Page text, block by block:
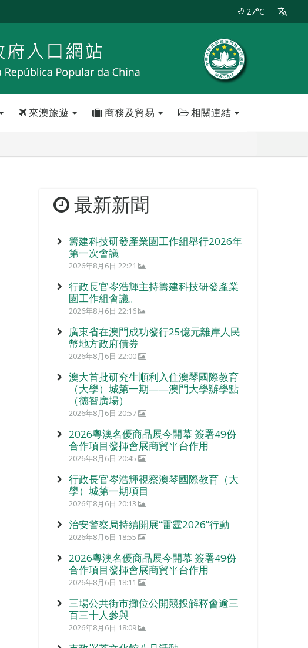
27°C
來澳旅遊 商務及貿易 相關連結
最新新聞
籌建科技研發產業園工作組舉行2026年
第一次會議
2026年8月6日 22:21
行政長官岑浩輝主持籌建科技研發產業
園工作組會議。
2026年8月6日 22:16
廣東省在澳門成功發行25億元離岸人民
幣地方政府債券
2026年8月6日 22:00
澳大首批研究生順利入住澳琴國際教育
（大學）城第一期——澳門大學辦學點
（德智廣場）
2026年8月6日 20:57
2026粵澳名優商品展今開幕 簽署49份
合作項目發揮會展商貿平台作用
2026年8月6日 20:45
行政長官岑浩輝視察澳琴國際教育（大
學）城第一期項目
2026年8月6日 20:13
治安警察局持續開展“雷霆2026”行動
2026年8月6日 18:55
2026粵澳名優商品展今開幕 簽署49份
合作項目發揮會展商貿平台作用
2026年8月6日 18:11
三場公共街市攤位公開競投解釋會逾三
百三十人參與
2026年8月6日 18:09